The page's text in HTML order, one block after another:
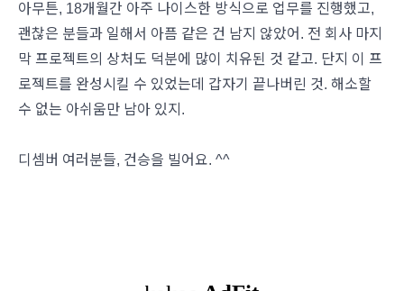
아무튼, 18개월간 아주 나이스한 방식으로 업무를 진행했고,
괜찮은 분들과 일해서 아픔 같은 건 남지 않았어. 전 회사 마지
막 프로젝트의 상처도 덕분에 많이 치유된 것 같고. 단지 이 프
로젝트를 완성시킬 수 있었는데 갑자기 끝나버린 것. 해소할
수 없는 아쉬움만 남아 있지.
디셈버 여러분들, 건승을 빌어요. ^^